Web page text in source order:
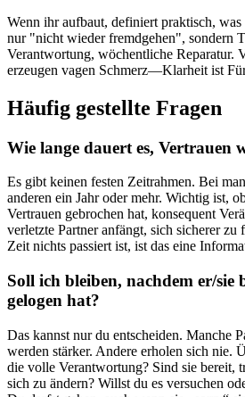
Wenn ihr aufbaut, definiert praktisch,
nur "nicht wieder fremdgehen", sondern
Verantwortung, wöchentliche Reparatur.
erzeugen vagen Schmerz—Klarheit ist
Häufig gestellte Fragen
Wie lange dauert es, Vertrauen
Es gibt keinen festen Zeitrahmen. Bei
anderen ein Jahr oder mehr. Wichtig ist,
Vertrauen gebrochen hat, konsequent
verletzte Partner anfängt, sich sicherer zu
Zeit nichts passiert ist, ist das eine
Soll ich bleiben, nachdem er/sie
gelogen hat?
Das kannst nur du entscheiden. Manche
werden stärker. Andere erholen sich nie.
die volle Verantwortung? Sind sie bereit,
sich zu ändern? Willst du es versuchen